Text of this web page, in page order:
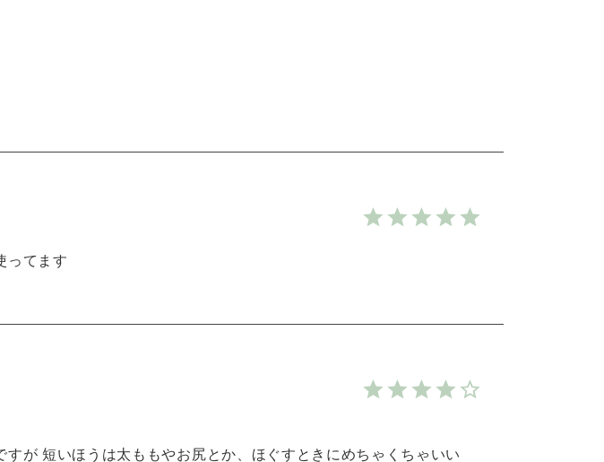
ってます
が 短いほうは太ももやお尻とか、ほぐすときにめちゃくちゃいい